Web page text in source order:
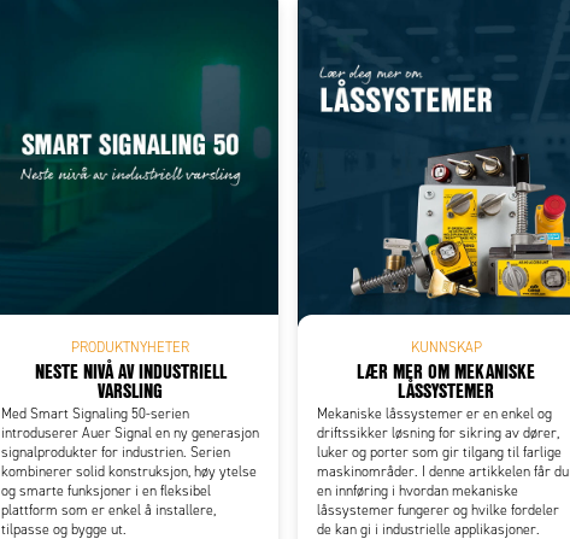
Add as new cart row
PRODUKTNYHETER
NESTE NIVÅ AV INDUSTRIELL
VARSLING
Med Smart Signaling 50-serien
introduserer Auer Signal en ny generasjon
signalprodukter for industrien. Serien
kombinerer solid konstruksjon, høy ytelse
og smarte funksjoner i en fleksibel
plattform som er enkel å installere,
tilpasse og bygge ut.
KUNNSKAP
LÆR MER OM MEKANISKE
LÅSSYSTEMER
Mekaniske låssystemer er en enkel og
driftssikker løsning for sikring av dører,
luker og porter som gir tilgang til farlige
maskinområder. I denne artikkelen får du
en innføring i hvordan mekaniske
låssystemer fungerer og hvilke fordeler
de kan gi i industrielle applikasjoner.